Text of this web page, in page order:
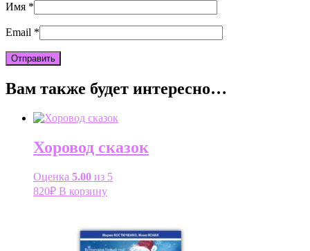
Имя *
Email *
Вам также будет интересно…
Хоровод сказок
Оценка 5.00 из 5
820₽ В корзину